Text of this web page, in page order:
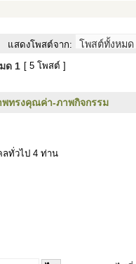
แสดงโพสต์จาก:
ด 1 [ 5 โพสต์ ]
พทรงคุณค่า-ภาพกิจกรรม
ทั่วไป 4 ท่าน